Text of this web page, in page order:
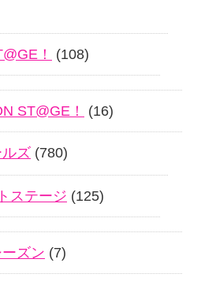
！ (108)
ST@GE！ (16)
ズ (780)
ステージ (125)
ズン (7)